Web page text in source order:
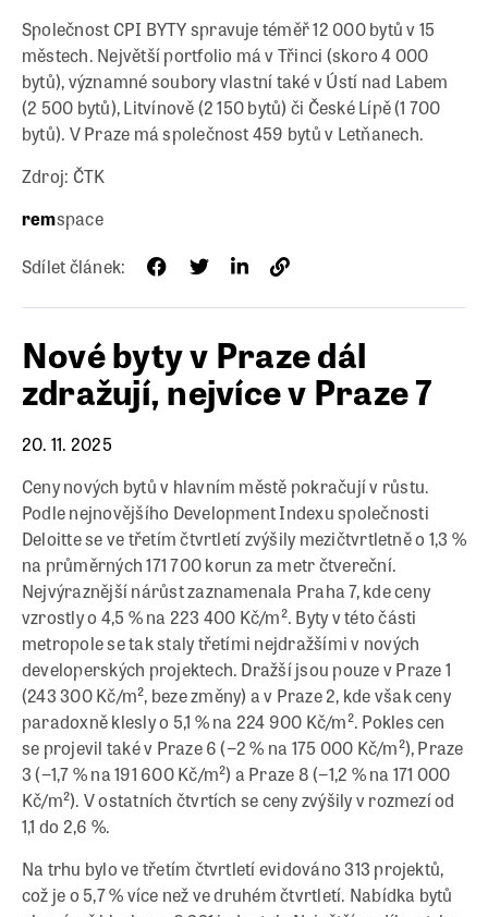
Společnost CPI BYTY spravuje téměř 12 000 bytů v 15
městech. Největší portfolio má v Třinci (skoro 4 000
bytů), významné soubory vlastní také v Ústí nad Labem
(2 500 bytů), Litvínově (2 150 bytů) či České Lípě (1 700
bytů). V Praze má společnost 459 bytů v Letňanech.
Zdroj: ČTK
remspace
Sdílet článek:
Nové byty v Praze dál
zdražují, nejvíce v Praze 7
20. 11. 2025
Ceny nových bytů v hlavním městě pokračují v růstu.
Podle nejnovějšího Development Indexu společnosti
Deloitte se ve třetím čtvrtletí zvýšily mezičtvrtletně o 1,3 %
na průměrných 171 700 korun za metr čtvereční.
Nejvýraznější nárůst zaznamenala Praha 7, kde ceny
vzrostly o 4,5 % na 223 400 Kč/m². Byty v této části
metropole se tak staly třetími nejdražšími v nových
developerských projektech. Dražší jsou pouze v Praze 1
(243 300 Kč/m², beze změny) a v Praze 2, kde však ceny
paradoxně klesly o 5,1 % na 224 900 Kč/m². Pokles cen
se projevil také v Praze 6 (−2 % na 175 000 Kč/m²), Praze
3 (−1,7 % na 191 600 Kč/m²) a Praze 8 (−1,2 % na 171 000
Kč/m²). V ostatních čtvrtích se ceny zvýšily v rozmezí od
1,1 do 2,6 %.
Na trhu bylo ve třetím čtvrtletí evidováno 313 projektů,
což je o 5,7 % více než ve druhém čtvrtletí. Nabídka bytů